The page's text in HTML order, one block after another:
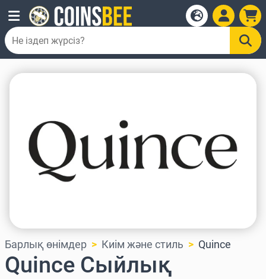
Барлық өнімдер Киім және стиль Quince
Quince Сыйлық